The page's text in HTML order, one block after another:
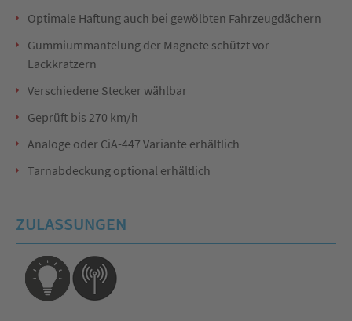
Optimale Haftung auch bei gewölbten Fahrzeugdächern
Gummiummantelung der Magnete schützt vor
Lackkratzern
Verschiedene Stecker wählbar
Geprüft bis 270 km/h
Analoge oder CiA-447 Variante erhältlich
Tarnabdeckung optional erhältlich
ZULASSUNGEN